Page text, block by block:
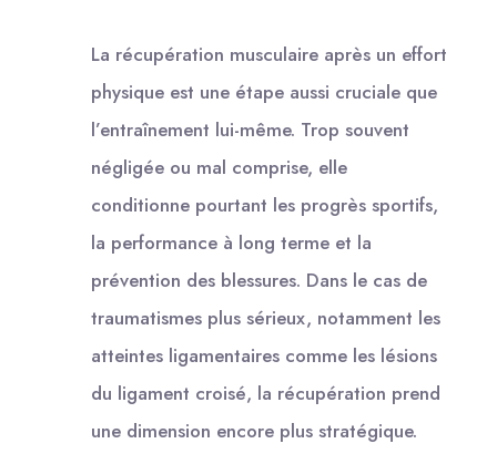
La récupération musculaire après un effort
physique est une étape aussi cruciale que
l’entraînement lui-même. Trop souvent
négligée ou mal comprise, elle
conditionne pourtant les progrès sportifs,
la performance à long terme et la
prévention des blessures. Dans le cas de
traumatismes plus sérieux, notamment les
atteintes ligamentaires comme les lésions
du ligament croisé, la récupération prend
une dimension encore plus stratégique.